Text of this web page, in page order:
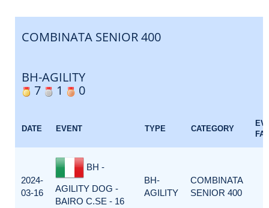
COMBINATA SENIOR 400
BH-AGILITY
7
1 0
DATE EVENT TYPE CATEGORY
2024-
03-16
BH -
AGILITY DOG -
BAIRO C.SE - 16
BH-
AGILITY
COMBINATA
SENIOR 400